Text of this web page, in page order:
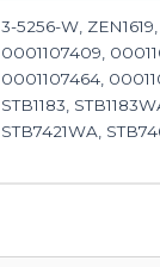
3-5256-W,
0001107409,
0001107464,
STB1183,
STB7421WA,